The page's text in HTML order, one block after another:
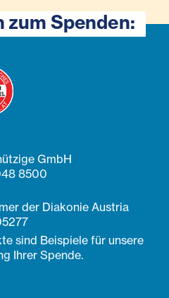
Spenden:
GmbH
8500
der Diakonie Austria
sind Beispiele für unsere
Ihrer Spende.